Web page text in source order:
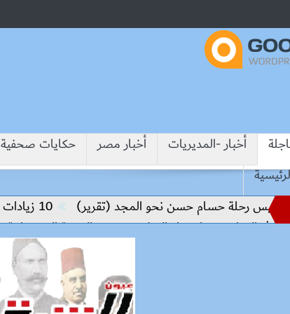
أخبار -المديريات أخبار مصر حكايات صحفية
حسام حسن نحو المجد (تقرير) 10 زيادات في 10 سنوات.. هل حان الوقت لرفع دعم البنزين نهائيا؟
مفتاح بناء السلام وتحقيق التنمية المستدامة